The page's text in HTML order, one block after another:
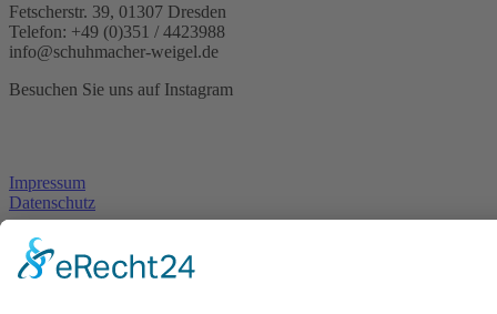
Fetscherstr. 39, 01307 Dresden
Telefon: +49 (0)351 / 4423988
info@schuhmacher-weigel.de
Besuchen Sie uns auf Instagram
Impressum
Datenschutz
Copyright Schuhservice Weigel, Dresden 2026